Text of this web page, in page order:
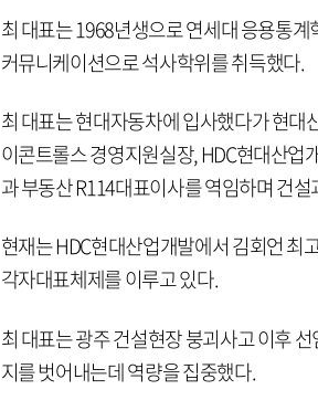
최 대표는 1968년생으로 연세대 응용통
커뮤니케이션으로 석사학위를 취득했다.
최 대표는 현대자동차에 입사했다가 현
이콘트롤스 경영지원실장, HDC현대산업
과 부동산 R114대표이사를 역임하며 건
현재는 HDC현대산업개발에서 김회언 최
각자대표체제를 이루고 있다.
최 대표는 광주 건설현장 붕괴사고 이후
지를 벗어내는데 역량을 집중했다.